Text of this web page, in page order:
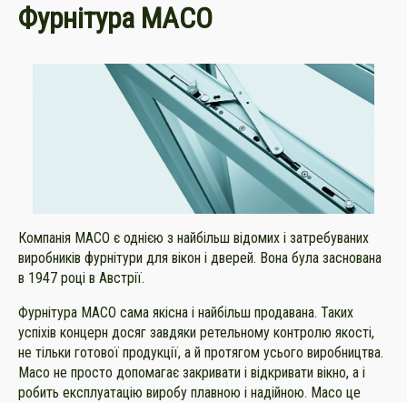
Фурнітура МАСО
Компанія MACO є однією з найбільш відомих і затребуваних
виробників фурнітури для вікон і дверей. Вона була заснована
в 1947 році в Австрії.
Фурнітура MACO сама якісна і найбільш продавана. Таких
успіхів концерн досяг завдяки ретельному контролю якості,
не тільки готової продукції, а й протягом усього виробництва.
Maco не просто допомагає закривати і відкривати вікно, а і
робить експлуатацію виробу плавною і надійною. Maco це